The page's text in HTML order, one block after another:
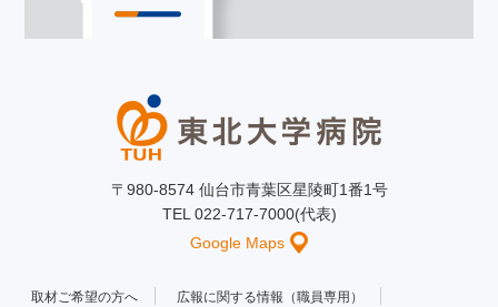
〒980-8574 仙台市青葉区星陵町1番1号
TEL 022-717-7000(代表)
Google Maps
取材ご希望の方へ
広報に関する情報（職員専用）